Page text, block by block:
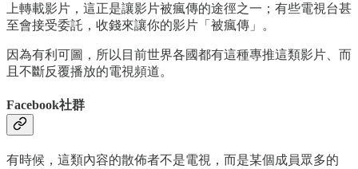
上轉載影片，這正是讓影片被瘋傳的途徑之一；有些電視台甚
至會接受委託，收錢來讓你的影片「被瘋傳」。
因為有利可圖，所以目前世界各國都有這種專推這類影片、而
且不斷反覆播放的電視頻道。
Facebook社群
有時候，這類內容的散佈者不是電視，而是某個成員眾多的